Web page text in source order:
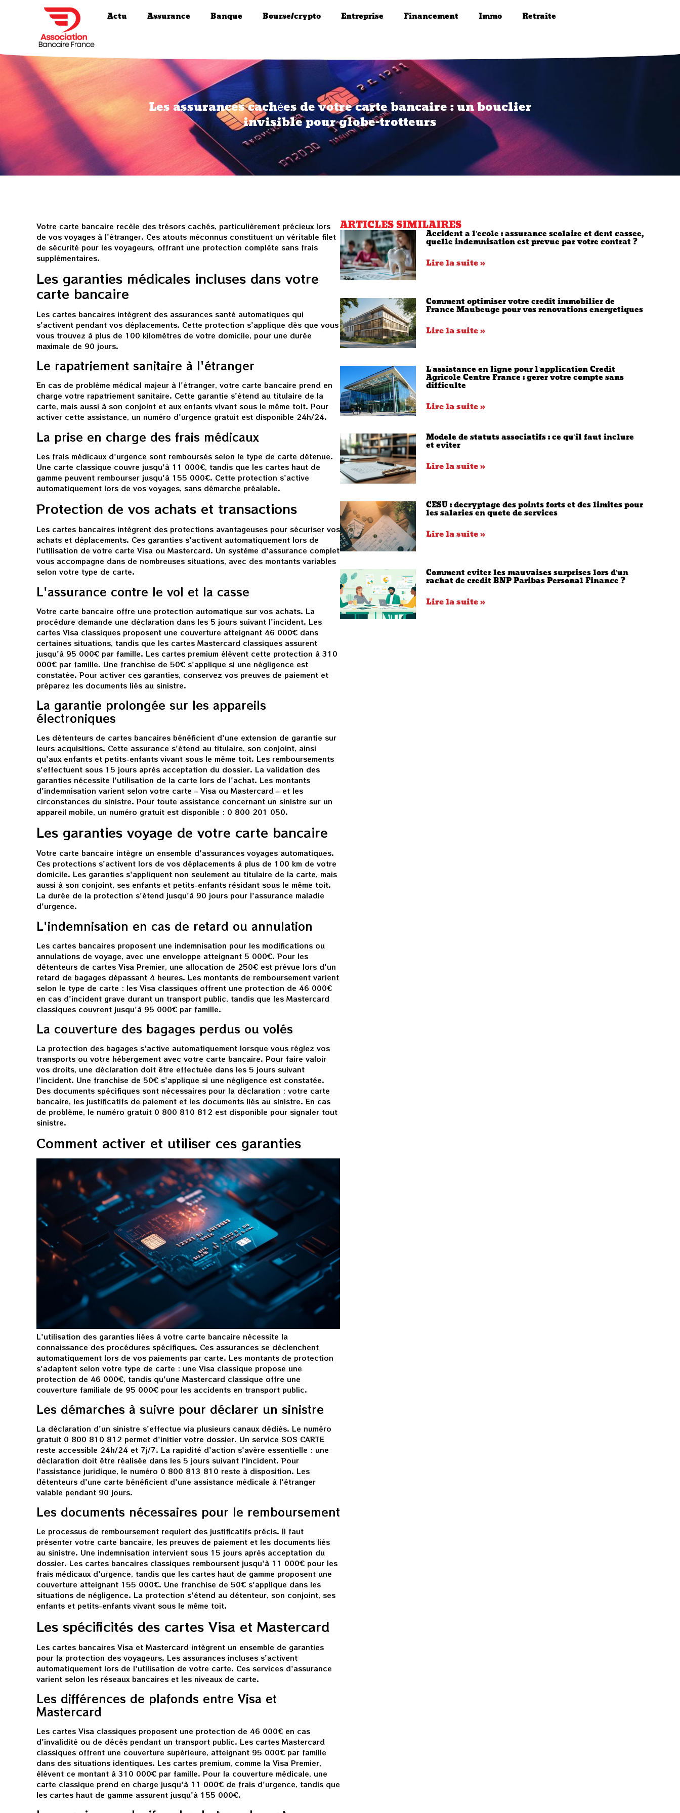
Actu Assurance Banque Bourse/crypto Entreprise Financement Immo Retraite
Les assurances cachées de votre carte bancaire : un bouclier
invisible pour globe-trotteurs
Votre carte bancaire recèle des trésors cachés, particulièrement précieux lors
de vos voyages à l'étranger. Ces atouts méconnus constituent un véritable filet
de sécurité pour les voyageurs, offrant une protection complète sans frais
supplémentaires.
Les garanties médicales incluses dans votre
carte bancaire
Les cartes bancaires intègrent des assurances santé automatiques qui
s'activent pendant vos déplacements. Cette protection s'applique dès que vous
vous trouvez à plus de 100 kilomètres de votre domicile, pour une durée
maximale de 90 jours.
Le rapatriement sanitaire à l'étranger
En cas de problème médical majeur à l'étranger, votre carte bancaire prend en
charge votre rapatriement sanitaire. Cette garantie s'étend au titulaire de la
carte, mais aussi à son conjoint et aux enfants vivant sous le même toit. Pour
activer cette assistance, un numéro d'urgence gratuit est disponible 24h/24.
La prise en charge des frais médicaux
Les frais médicaux d'urgence sont remboursés selon le type de carte détenue.
Une carte classique couvre jusqu'à 11 000€, tandis que les cartes haut de
gamme peuvent rembourser jusqu'à 155 000€. Cette protection s'active
automatiquement lors de vos voyages, sans démarche préalable.
Protection de vos achats et transactions
Les cartes bancaires intègrent des protections avantageuses pour sécuriser vos
achats et déplacements. Ces garanties s'activent automatiquement lors de
l'utilisation de votre carte Visa ou Mastercard. Un système d'assurance complet
vous accompagne dans de nombreuses situations, avec des montants variables
selon votre type de carte.
L'assurance contre le vol et la casse
Votre carte bancaire offre une protection automatique sur vos achats. La
procédure demande une déclaration dans les 5 jours suivant l'incident. Les
cartes Visa classiques proposent une couverture atteignant 46 000€ dans
certaines situations, tandis que les cartes Mastercard classiques assurent
jusqu'à 95 000€ par famille. Les cartes premium élèvent cette protection à 310
000€ par famille. Une franchise de 50€ s'applique si une négligence est
constatée. Pour activer ces garanties, conservez vos preuves de paiement et
préparez les documents liés au sinistre.
La garantie prolongée sur les appareils
électroniques
Les détenteurs de cartes bancaires bénéficient d'une extension de garantie sur
leurs acquisitions. Cette assurance s'étend au titulaire, son conjoint, ainsi
qu'aux enfants et petits-enfants vivant sous le même toit. Les remboursements
s'effectuent sous 15 jours après acceptation du dossier. La validation des
garanties nécessite l'utilisation de la carte lors de l'achat. Les montants
d'indemnisation varient selon votre carte – Visa ou Mastercard – et les
circonstances du sinistre. Pour toute assistance concernant un sinistre sur un
appareil mobile, un numéro gratuit est disponible : 0 800 201 050.
Les garanties voyage de votre carte bancaire
Votre carte bancaire intègre un ensemble d'assurances voyages automatiques.
Ces protections s'activent lors de vos déplacements à plus de 100 km de votre
domicile. Les garanties s'appliquent non seulement au titulaire de la carte, mais
aussi à son conjoint, ses enfants et petits-enfants résidant sous le même toit.
La durée de la protection s'étend jusqu'à 90 jours pour l'assurance maladie
d'urgence.
L'indemnisation en cas de retard ou annulation
Les cartes bancaires proposent une indemnisation pour les modifications ou
annulations de voyage, avec une enveloppe atteignant 5 000€. Pour les
détenteurs de cartes Visa Premier, une allocation de 250€ est prévue lors d'un
retard de bagages dépassant 4 heures. Les montants de remboursement varient
selon le type de carte : les Visa classiques offrent une protection de 46 000€
en cas d'incident grave durant un transport public, tandis que les Mastercard
classiques couvrent jusqu'à 95 000€ par famille.
La couverture des bagages perdus ou volés
La protection des bagages s'active automatiquement lorsque vous réglez vos
transports ou votre hébergement avec votre carte bancaire. Pour faire valoir
vos droits, une déclaration doit être effectuée dans les 5 jours suivant
l'incident. Une franchise de 50€ s'applique si une négligence est constatée.
Des documents spécifiques sont nécessaires pour la déclaration : votre carte
bancaire, les justificatifs de paiement et les documents liés au sinistre. En cas
de problème, le numéro gratuit 0 800 810 812 est disponible pour signaler tout
sinistre.
Comment activer et utiliser ces garanties
L'utilisation des garanties liées à votre carte bancaire nécessite la
connaissance des procédures spécifiques. Ces assurances se déclenchent
automatiquement lors de vos paiements par carte. Les montants de protection
s'adaptent selon votre type de carte : une Visa classique propose une
protection de 46 000€, tandis qu'une Mastercard classique offre une
couverture familiale de 95 000€ pour les accidents en transport public.
Les démarches à suivre pour déclarer un sinistre
La déclaration d'un sinistre s'effectue via plusieurs canaux dédiés. Le numéro
gratuit 0 800 810 812 permet d'initier votre dossier. Un service SOS CARTE
reste accessible 24h/24 et 7j/7. La rapidité d'action s'avère essentielle : une
déclaration doit être réalisée dans les 5 jours suivant l'incident. Pour
l'assistance juridique, le numéro 0 800 813 810 reste à disposition. Les
détenteurs d'une carte bénéficient d'une assistance médicale à l'étranger
valable pendant 90 jours.
Les documents nécessaires pour le remboursement
Le processus de remboursement requiert des justificatifs précis. Il faut
présenter votre carte bancaire, les preuves de paiement et les documents liés
au sinistre. Une indemnisation intervient sous 15 jours après acceptation du
dossier. Les cartes bancaires classiques remboursent jusqu'à 11 000€ pour les
frais médicaux d'urgence, tandis que les cartes haut de gamme proposent une
couverture atteignant 155 000€. Une franchise de 50€ s'applique dans les
situations de négligence. La protection s'étend au détenteur, son conjoint, ses
enfants et petits-enfants vivant sous le même toit.
Les spécificités des cartes Visa et Mastercard
Les cartes bancaires Visa et Mastercard intègrent un ensemble de garanties
pour la protection des voyageurs. Les assurances incluses s'activent
automatiquement lors de l'utilisation de votre carte. Ces services d'assurance
varient selon les réseaux bancaires et les niveaux de carte.
Les différences de plafonds entre Visa et
Mastercard
Les cartes Visa classiques proposent une protection de 46 000€ en cas
d'invalidité ou de décès pendant un transport public. Les cartes Mastercard
classiques offrent une couverture supérieure, atteignant 95 000€ par famille
dans des situations identiques. Les cartes premium, comme la Visa Premier,
élèvent ce montant à 310 000€ par famille. Pour la couverture médicale, une
carte classique prend en charge jusqu'à 11 000€ de frais d'urgence, tandis que
les cartes haut de gamme assurent jusqu'à 155 000€.
ARTICLES SIMILAIRES
Accident a l’ecole : assurance scolaire et dent cassee,
quelle indemnisation est prevue par votre contrat ?
Lire la suite »
Comment optimiser votre credit immobilier de
France Maubeuge pour vos renovations energetiques
Lire la suite »
L’assistance en ligne pour l’application Credit
Agricole Centre France : gerer votre compte sans
difficulte
Lire la suite »
Modele de statuts associatifs : ce qu’il faut inclure
et eviter
Lire la suite »
CESU : decryptage des points forts et des limites pour
les salaries en quete de services
Lire la suite »
Comment eviter les mauvaises surprises lors d’un
rachat de credit BNP Paribas Personal Finance ?
Lire la suite »